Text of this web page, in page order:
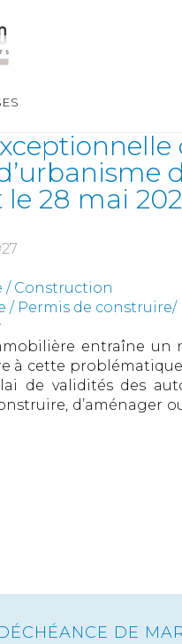
le 28 mai
/ Construction
/ Permis de
entraîne un
à cette
de validités des
d’aménager
DE